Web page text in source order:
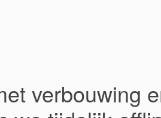
verbouwing